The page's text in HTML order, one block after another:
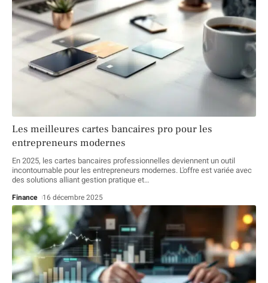
Les meilleures cartes bancaires pro pour les
entrepreneurs modernes
En 2025, les cartes bancaires professionnelles deviennent un outil
incontournable pour les entrepreneurs modernes. L'offre est variée avec
des solutions alliant gestion pratique et…
Finance 16 décembre 2025